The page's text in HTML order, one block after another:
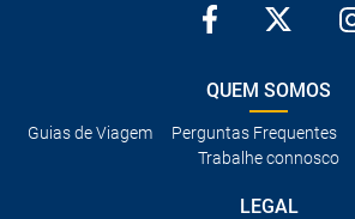
QUEM SOMOS
Guias de Viagem Perguntas Frequentes
Trabalhe connosco
LEGAL